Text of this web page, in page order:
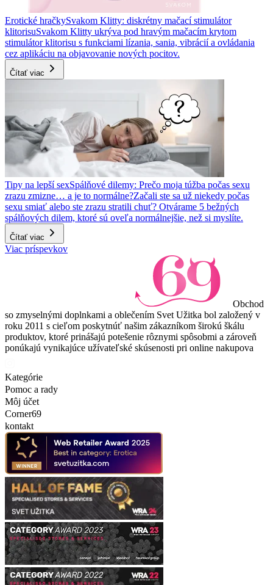
Erotické hračkySvakom Klitty: diskrétny mačací stimulátor
klitorisuSvakom Klitty ukrýva pod hravým mačacím krytom
stimulátor klitorisu s funkciami lízania, sania, vibrácií a ovládania
cez aplikáciu na objavovanie nových pocitov.
Čítať viac
Tipy na lepší sexSpálňové dilemy: Prečo moja túžba počas sexu
zrazu zmizne… a je to normálne?Začali ste sa už niekedy počas
sexu smiať alebo ste zrazu stratili chuť? Otvárame 5 bežných
spálňových dilem, ktoré sú oveľa normálnejšie, než si myslíte.
Čítať viac
Viac príspevkov
Obchod
so zmyselnými doplnkami a oblečením Svet Užitka bol založený v
roku 2011 s cieľom poskytnúť našim zákazníkom širokú škálu
produktov, ktoré prinášajú potešenie rôznymi spôsobmi a zároveň
ponúkajú vynikajúce užívateľské skúsenosti pri online nakupova
Kategórie
Pomoc a rady
Môj účet
Corner69
kontakt